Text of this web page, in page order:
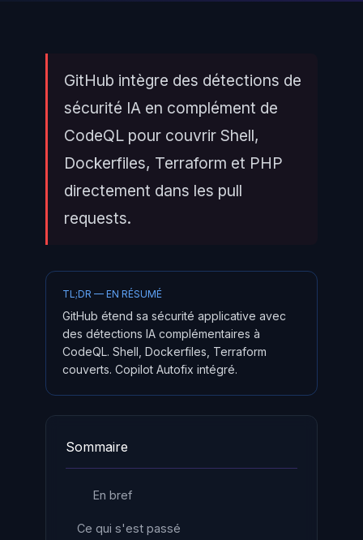
GitHub intègre des détections de
sécurité IA en complément de
CodeQL pour couvrir Shell,
Dockerfiles, Terraform et PHP
directement dans les pull
requests.
TL;DR — EN RÉSUMÉ
GitHub étend sa sécurité applicative avec
des détections IA complémentaires à
CodeQL. Shell, Dockerfiles, Terraform
couverts. Copilot Autofix intégré.
Sommaire
En bref
Ce qui s'est passé